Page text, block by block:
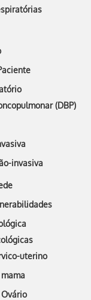
(DBP)
invasiva
uterino